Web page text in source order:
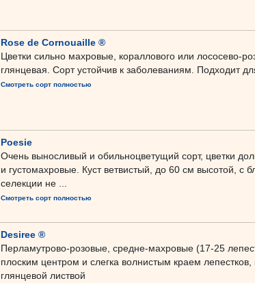
Rose de Cornouaille ®
Цветки сильно махровые, кораллового или лососево-
глянцевая. Сорт устойчив к заболеваниям. Подходит
Смотреть сорт полностью
Poesie
Очень выносливый и обильноцветущий сорт, цветки
и густомахровые. Куст ветвистый, до 60 см высотой, с
селекции не ...
Смотреть сорт полностью
Desiree ®
Перламутрово-розовые, средне-махровые (17-25
плоским центром и слегка волнистым краем
глянцевой листвой